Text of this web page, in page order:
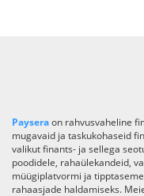
Payseraon rahvusvaheline
mugavaid ja taskukohaseid
valikut finants- ja sellega
poodidele, rahaülekandeid,
müügiplatvormi ja
rahaasjade haldamiseks.